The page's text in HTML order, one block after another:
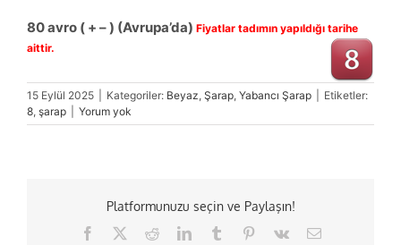
80 avro ( + – ) (Avrupa’da) Fiyatlar tadımın yapıldığı tarihe
aittir.
15 Eylül 2025 Kategoriler: Beyaz, Şarap, Yabancı Şarap
Etiketler:
8, şarap Yorum yok
Platformunuzu seçin ve Paylaşın!
Facebook RedditLinkedInTumblr Pinterest
Vk
E-